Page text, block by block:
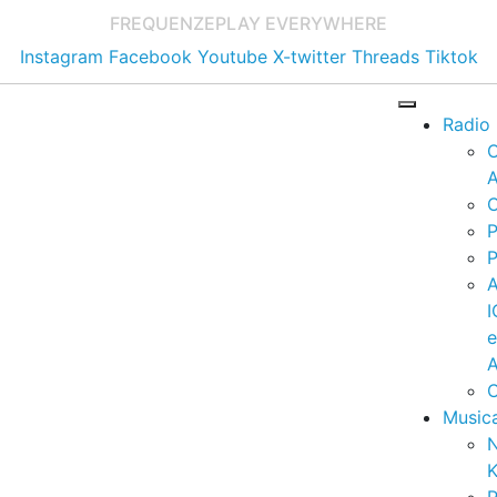
FREQUENZEPLAY EVERYWHERE
Instagram Facebook Youtube X-twitter Threads Tiktok
Radio
e